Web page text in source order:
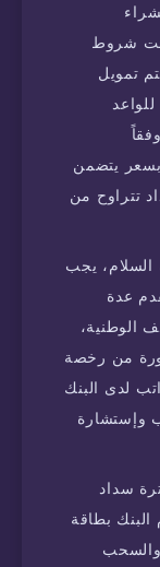
شروط
تمويل
بسعر يتضمن
تتراوح من
يجب
عدة
الوطنية،
من رخصة
لدى البنك
وإستشارة
سداد
البنك بطاقة
والسحب